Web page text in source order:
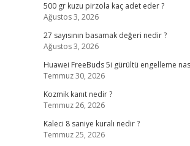
500 gr kuzu pirzola kaç adet eder ?
Ağustos 3, 2026
27 sayısının basamak değeri nedir ?
Ağustos 3, 2026
Huawei FreeBuds 5i gürültü engelleme
Temmuz 30, 2026
Kozmik kanıt nedir ?
Temmuz 26, 2026
Kaleci 8 saniye kuralı nedir ?
Temmuz 25, 2026